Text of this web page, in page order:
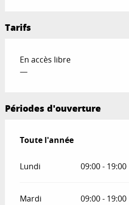
Tarifs
En accès libre
—
Périodes d'ouverture
Toute l'année
Toute l'année
Lundi 09:00 - 19:00
Mardi 09:00 - 19:00